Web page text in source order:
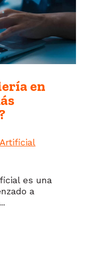
en
es una
a